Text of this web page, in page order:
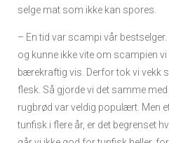
selge mat som ikke kan spores.
– En tid var scampi vår
og kunne ikke vite om scampien
bærekraftig vis. Derfor tok vi vekk
flesk. Så gjorde vi det samme
rugbrød var veldig populært. Men
tunfisk i flere år, er det begrenset